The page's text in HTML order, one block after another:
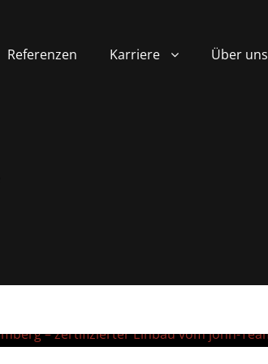
Referenzen Karriere Über uns